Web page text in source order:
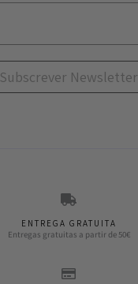
Subscrever Newsletter
ENTREGA GRATUITA
Entregas gratuitas a partir de 50€